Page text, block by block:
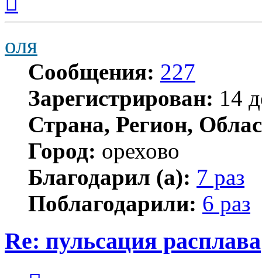
началу
оля
Сообщения: 227
Зарегистрирован: 14
Страна, Регион,
Город: орехово
Благодарил (а): 7 раз
Поблагодарили: 6 раз
Re: пульсация расплава